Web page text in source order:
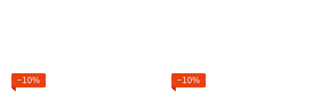
−10% −10%